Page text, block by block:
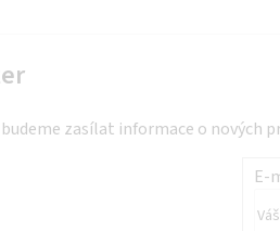
zasílat informace o nových
E-